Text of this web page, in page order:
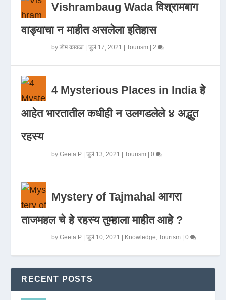
Vishrambaug Wada विश्रामबाग
वाड्याचा न माहीत असलेला इतिहास
byडोम कावळा |जुलै 17, 2021 |Tourism |2
4 Mysterious Places in India हे
आहेत भारतातील कधीही न उलगडलेले ४ अद्भुत
रहस्य
byGeeta P |जुलै 13, 2021 |Tourism |0
Mystery of Tajmahal आगरा
ताजमहल चे हे रहस्य तुम्हाला माहीत आहे ?
byGeeta P |जुलै 10, 2021 Knowledge,Tourism |0
RECENT POSTS